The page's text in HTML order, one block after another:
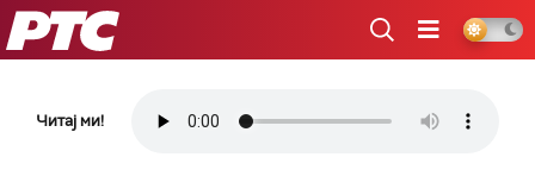
РТС
Читај ми!